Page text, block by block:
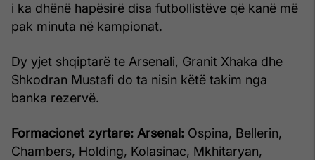
i ka dhënë hapësirë disa futbollistëve që kanë më
pak minuta në kampionat.
Dy yjet shqiptarë te Arsenali, Granit Xhaka dhe
Shkodran Mustafi do ta nisin këtë takim nga
banka rezervë.
Formacionet zyrtare: Arsenal: Ospina, Bellerin,
Chambers, Holding, Kolasinac, Mkhitaryan,